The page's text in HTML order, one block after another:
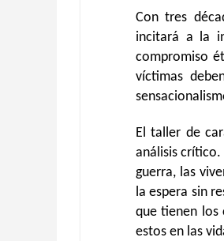
Con tres
incitará a la
compromiso
víctimas
El taller de
análisis
guerra, las
la espera sin
que tienen los
estos en las